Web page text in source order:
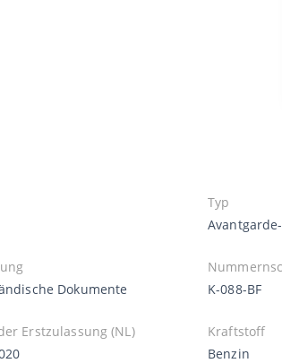
Typ
Dokumente
K-088-BF
Erstzulassung (NL)
Kraftstoff
Benzin